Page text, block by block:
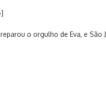
o orgulho de Eva, e São